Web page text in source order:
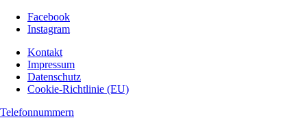
Facebook
Instagram
Kontakt
Impressum
Datenschutz
Cookie-Richtlinie (EU)
Telefonnummern